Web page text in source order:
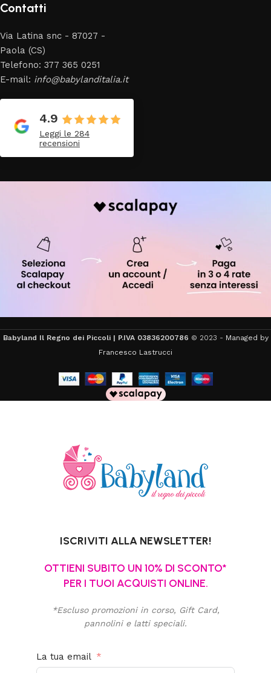
Contatti
Via Latina snc - 87027 -
Paola (CS)
Telefono: 377 365 0251
E-mail: info@babylanditalia.it
4.9
Leggi le 284
recensioni
Babyland Il Regno dei Piccoli | P.IVA 03836200786 © 2023 - Managed by
Francesco Lastrucci
ISCRIVITI ALLA NEWSLETTER!
OTTIENI SUBITO UN 10% DI SCONTO*
PER I TUOI ACQUISTI ONLINE.
*Escluso promozioni in corso, Gift Card,
pannolini e latti speciali.
La tua email